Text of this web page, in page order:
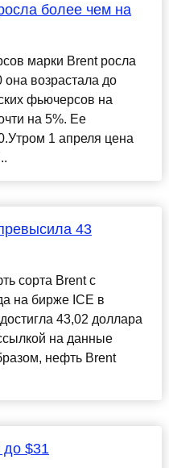
более чем на
марки Brent росла
возрастала до
фьючерсов на
на 5%. Ее
1 апреля цена
43
сорта Brent с
на бирже ICE в
43,02 доллара
на данные
нефть Brent
$31